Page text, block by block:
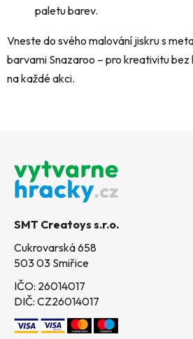
paletu barev.
Vneste do svého malování jiskru s
barvami Snazaroo – pro kreativitu bez
na každé akci.
SMT Creatoys s.r.o.
Cukrovarská 658
503 03 Smiřice
IČO: 26014017
DIČ: CZ26014017